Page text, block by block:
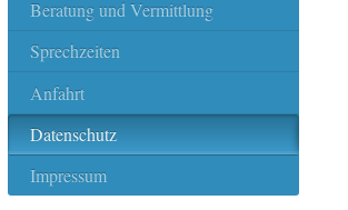
Beratung und Vermittlung
Sprechzeiten
Anfahrt
Datenschutz
Impressum